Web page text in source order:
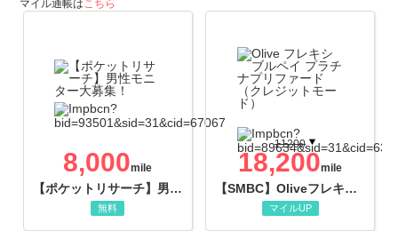
マイル通帳はこちら
【ポケットリサーチ】男性モニター大募集！
8,000mile
無料
【SMBC】Oliveフレキシブルペイ プラチナプリファード
11200
18,200mile
マイルUP